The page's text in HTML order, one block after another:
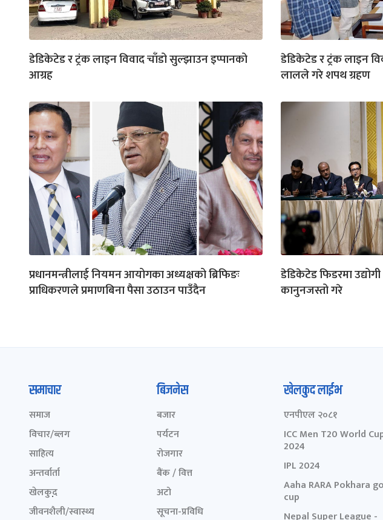
डेडिकेटेड र ट्रंक लाइन विवाद चाँडो सुल्झाउन इप्पानको
आग्रह
डेडिकेटेड र ट्रंक लाइन
लालले गरे शपथ ग्रहण
प्रधानमन्त्रीलाई नियमन आयोगका अध्यक्षको ब्रिफिङः
प्राधिकरणले प्रमाणबिना पैसा उठाउन पाउँदैन
डेडिकेटेड फिडरमा
कानुनजस्तो गरे
समाचार
समाज
विचार/ब्लग
साहित्य
अन्तर्वार्ता
खेलकुद़़
जीवनशैली/स्वास्थ्य
बिजनेस
बजार
पर्यटन
रोजगार
बैंक / वित्त
अटो
सूचना-प्रविधि
खेलकुद लाईभ
एनपीएल २०८१
ICC Men T20 World
2024
IPL 2024
Aaha RARA Pokhara
cup
Nepal Super League -